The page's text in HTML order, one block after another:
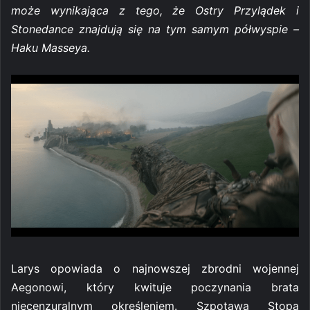
może wynikająca z tego, że Ostry Przylądek i
Stonedance znajdują się na tym samym półwyspie –
Haku Masseya.
Larys opowiada o najnowszej zbrodni wojennej
Aegonowi, który kwituje poczynania brata
niecenzuralnym określeniem. Szpotawa Stopa